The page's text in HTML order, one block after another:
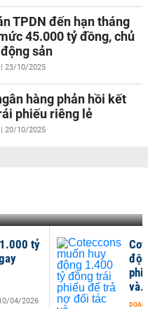
TPDN đến hạn tháng
45.000 tỷ đồng, chủ
sản
| 23/10/2025
hàng phản hồi kết
phiếu riêng lẻ
| 20/10/2025
tỷ
04/2026